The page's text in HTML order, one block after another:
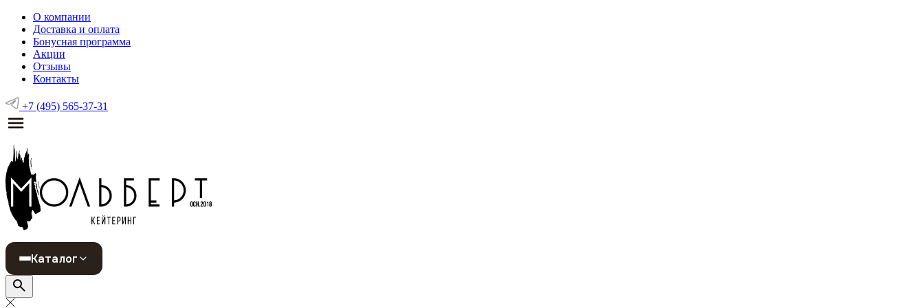
О компании
Доставка и оплата
Бонусная программа
Акции
Отзывы
Контакты
+7 (495) 565-37-31
Каталог